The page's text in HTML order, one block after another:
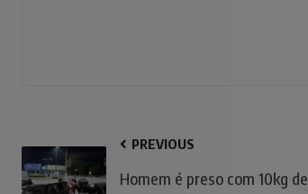
PREVIOUS
Homem é preso com 10kg de